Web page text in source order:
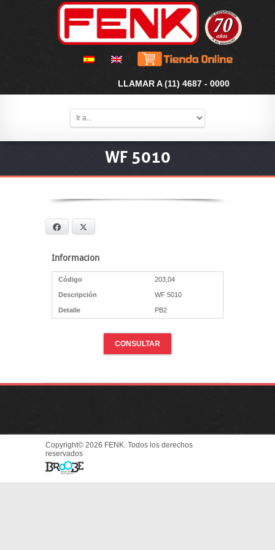
LLAMAR A (11) 4687 - 0000
WF 5010
Facebook
Informacion
Código 203,04
Descripción WF 5010
Detalle PB2
CONSULTAR
Copyright© 2026 FENK. Todos los derechos
reservados